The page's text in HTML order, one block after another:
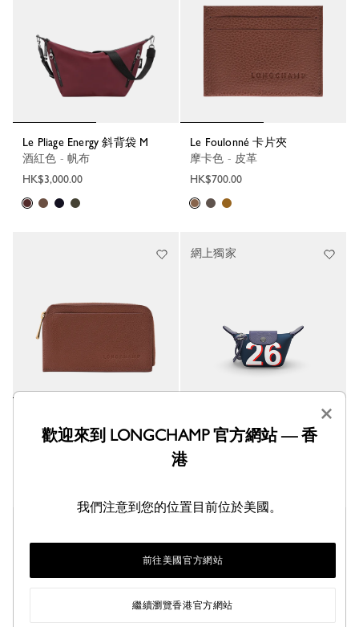
Le Pliage Energy 斜背袋 M
酒紅色 - 帆布
HK$3,000.00
Le Foulonné 卡片夾
摩卡色 - 皮革
HK$700.00
摩卡色 - 皮革
My Pliage 零錢包
網上獨家
×
歡迎來到 LONGCHAMP 官方網站 — 香
港
我們注意到您的位置目前位於美國。
前往美國官方網站
繼續瀏覽香港官方網站